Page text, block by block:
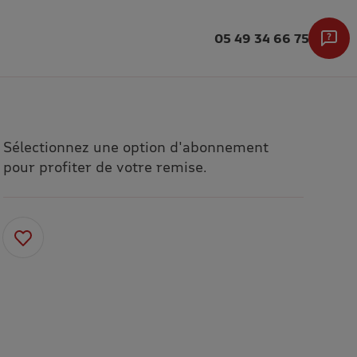
05 49 34 66 75
Sélectionnez une option d'abonnement
pour profiter de votre remise.